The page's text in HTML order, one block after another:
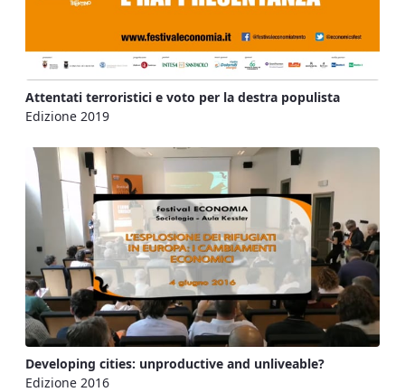
Attentati terroristici e voto per la destra populista
Edizione 2019
Developing cities: unproductive and unliveable?
Edizione 2016